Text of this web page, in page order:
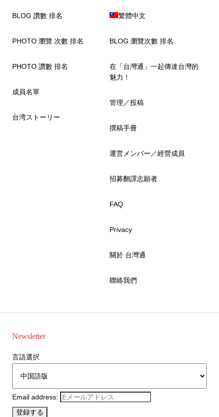
BLOG 讚數 排名
PHOTO 瀏覽 次數 排名
PHOTO 讚數 排名
成員名單
台湾ストーリー
繁體中文
BLOG 瀏覽次數 排名
在「台灣通」一起傳達台灣的
魅力！
管理／投稿
撰稿手冊
運営メンバー／經營成員
招募翻譯志願者
FAQ
Privacy
關於 台灣通
聯絡我們
Newsletter
言語選択
Email address: